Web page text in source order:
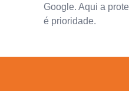
Google. Aqui a
é prioridade.